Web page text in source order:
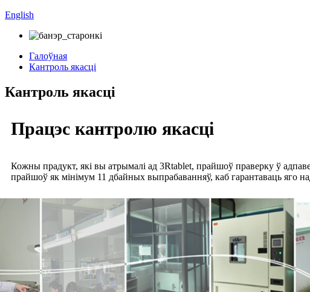
English
Галоўная
Кантроль якасці
Кантроль якасці
Працэс кантролю якасці
Кожны прадукт, які вы атрымалі ад 3Rtablet, прайшоў праверку ў
прайшоў як мінімум 11 дбайных выпрабаванняў, каб гарантаваць яго